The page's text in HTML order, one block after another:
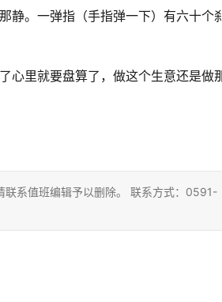
静。一弹指（手指弹一下）有六十个
心里就要盘算了，做这个生意还是做
联系值班编辑予以删除。 联系方式：0591-